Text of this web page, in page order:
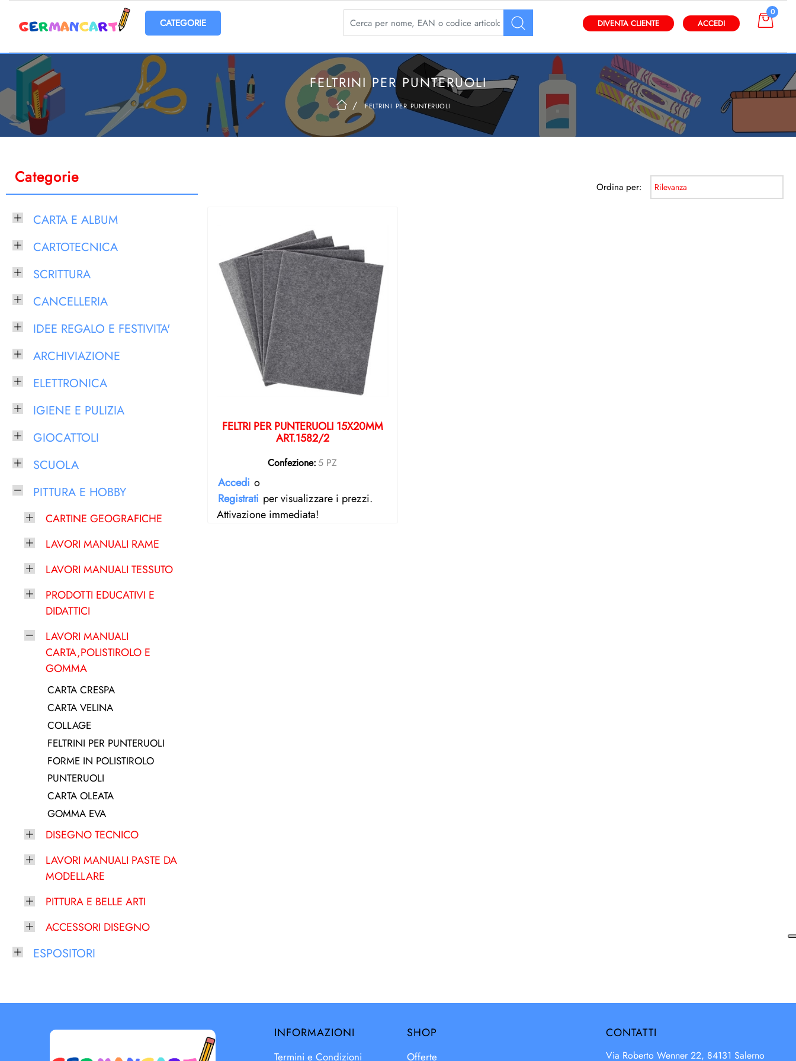
Open menu La modifica di un filtro aggiorna automaticamente gli altri filtri disponibili.
DIVENTA CLIENTE ACCEDI
0
FELTRINI PER PUNTERUOLI
feltrini per punteruoli
Categorie
CARTA E ALBUM
CARTOTECNICA
SCRITTURA
CANCELLERIA
IDEE REGALO E FESTIVITA'
ARCHIVIAZIONE
ELETTRONICA
IGIENE E PULIZIA
GIOCATTOLI
SCUOLA
PITTURA E HOBBY
CARTINE GEOGRAFICHE
LAVORI MANUALI RAME
LAVORI MANUALI TESSUTO
PRODOTTI EDUCATIVI E
DIDATTICI
LAVORI MANUALI
CARTA,POLISTIROLO E
GOMMA
CARTA CRESPA
CARTA VELINA
COLLAGE
FELTRINI PER PUNTERUOLI
FORME IN POLISTIROLO
PUNTERUOLI
CARTA OLEATA
GOMMA EVA
DISEGNO TECNICO
LAVORI MANUALI PASTE DA
MODELLARE
PITTURA E BELLE ARTI
ACCESSORI DISEGNO
ESPOSITORI
Ordina per:
FELTRI PER PUNTERUOLI 15X20MM
ART.1582/2
Confezione: 5 PZ
Accedi o
Registrati per visualizzare i prezzi.
Attivazione immediata!
INFORMAZIONI
Termini e Condizioni
SHOP
Offerte
CONTATTI
Via Roberto Wenner 22, 84131 Salerno